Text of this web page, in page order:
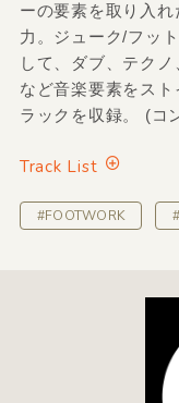
ーの要素を取り入
力。ジューク/フッ
して、ダブ、テク
など音楽要素をス
ラックを収録。 (コ
Track List
#FOOTWORK